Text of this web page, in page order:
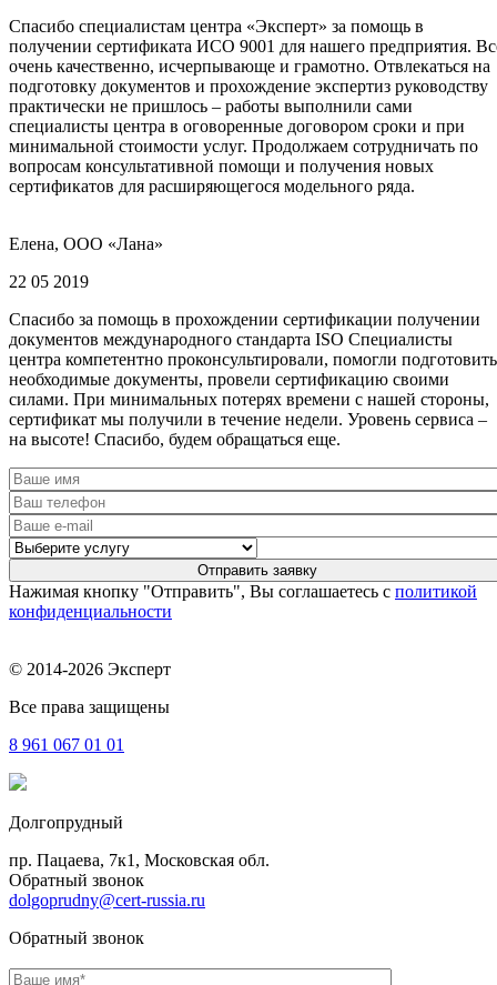
Спасибо специалистам центра «Эксперт» за помощь в
получении сертификата ИСО 9001 для нашего предприятия.
очень качественно, исчерпывающе и грамотно. Отвлекаться на
подготовку документов и прохождение экспертиз руководству
практически не пришлось – работы выполнили сами
специалисты центра в оговоренные договором сроки и при
минимальной стоимости услуг. Продолжаем сотрудничать по
вопросам консультативной помощи и получения новых
сертификатов для расширяющегося модельного ряда.
Елена, ООО «Лана»
22 05 2019
Спасибо за помощь в прохождении сертификации получении
документов международного стандарта ISO Специалисты
центра компетентно проконсультировали, помогли подготовить
необходимые документы, провели сертификацию своими
силами. При минимальных потерях времени с нашей стороны,
сертификат мы получили в течение недели. Уровень сервиса –
на высоте! Спасибо, будем обращаться еще.
Нажимая кнопку "Отправить", Вы соглашаетесь с политикой
конфиденциальности
© 2014-2026 Эксперт
Все права защищены
8 961 067 01 01
Долгопрудный
пр. Пацаева, 7к1, Московская обл.
Обратный звонок
dolgoprudny@cert-russia.ru
Обратный звонок